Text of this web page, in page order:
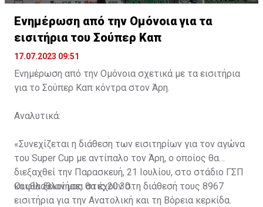
Ενημέρωση από την Ομόνοια για τα
εισιτήρια του Σούπερ Καπ
17.07.2023 09:51
Ενημέρωση από την Ομόνοια σχετικά με τα εισιτήρια
για το Σούπερ Καπ κόντρα στον Άρη.
Αναλυτικά:
«Συνεχίζεται η διάθεση των εισιτηρίων για τον αγώνα
του Super Cup με αντίπαλο τον Άρη, ο οποίος θα
διεξαχθεί την Παρασκευή, 21 Ιουλίου, στο στάδιο ΓΣΠ
και θα ξεκινήσει στις 20:30.
Οι φίλαθλοί μας θα έχουν στη διάθεσή τους 8967
εισιτήρια για την Ανατολική και τη Βόρεια κερκίδα.